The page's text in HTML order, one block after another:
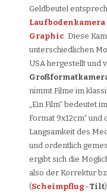
Geldbeutel
Laufbodenkamera
Graphic. Diese
unterschiedlichen
USA hergestellt und
nimmt Filme im
„Ein Film“ bedeutet
Format 9x12cm“
Langsamkeit des
und ordentlich
ergibt sich die
also der Korrektur
(Scheimpflug–Tilt